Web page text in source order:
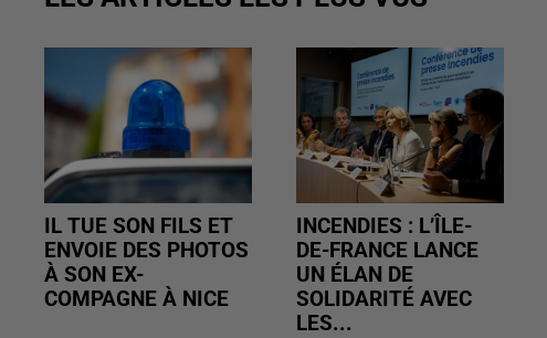
IL TUE SON FILS ET
ENVOIE DES PHOTOS
À SON EX-
COMPAGNE À NICE
INCENDIES : L’ÎLE-
DE-FRANCE LANCE
UN ÉLAN DE
SOLIDARITÉ AVEC
LES...